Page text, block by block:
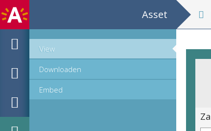
Asset
View
Downloaden
Embed